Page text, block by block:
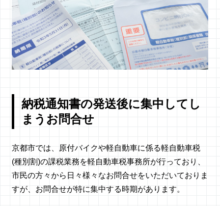
納税通知書の発送後に集中してし
まうお問合せ
京都市では、原付バイクや軽自動車に係る軽自動車税
(種別割)の課税業務を軽自動車税事務所が行っており、
市民の方々から日々様々なお問合せをいただいておりま
すが、お問合せが特に集中する時期があります。